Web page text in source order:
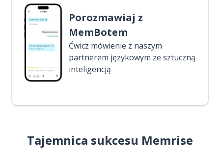
Porozmawiaj z
MemBotem
Ćwicz mówienie z naszym
partnerem językowym ze sztuczną
inteligencją
Tajemnica sukcesu Memrise